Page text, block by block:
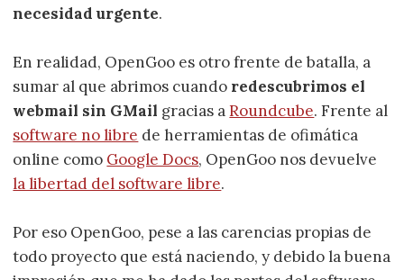
necesidad urgente.
En realidad, OpenGoo es otro frente de batalla, a
sumar al que abrimos cuando redescubrimos el
webmail sin GMail gracias aRoundcube. Frente al
software no libre de herramientas de ofimática
online como Google Docs, OpenGoo nos devuelve
la libertad del software libre.
Por eso OpenGoo, pese a las carencias propias de
todo proyecto que está naciendo, y debido la buena